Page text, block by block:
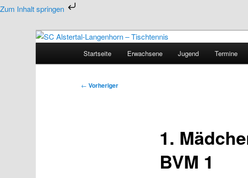
Zum
Zum Inhalt springen
SC Alstertal-
Tischtennis in Hamburgs Norden
Startseite Erwachsene Jugend Termine
Beitragsnavigation
← Vorheriger
1.
BVM 1